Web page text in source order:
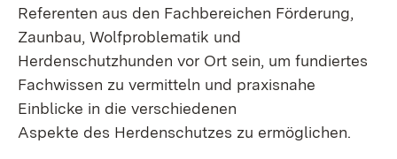
Referenten aus den Fachbereichen Förderung,
Zaunbau, Wolfproblematik und
Herdenschutzhunden vor Ort sein, um fundiertes
Fachwissen zu vermitteln und praxisnahe
Einblicke in die verschiedenen
Aspekte des Herdenschutzes zu ermöglichen.